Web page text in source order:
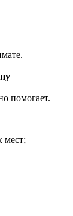
помогает.
мест;